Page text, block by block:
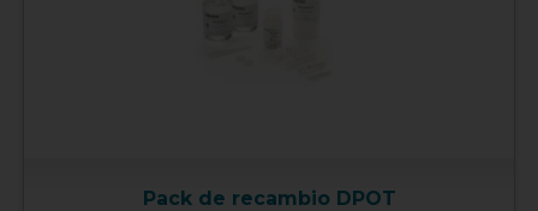
Pack de recambio DPOT